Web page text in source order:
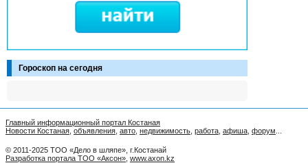
Гороскоп на сегодня
Главный информационный портал Костаная
Новости Костаная объявления авто недвижимость работа афиша форум
© 2011-2025 ТОО «Дело в шляпе», г.Костанай
Разработка портала ТОО «Аксон» www.axon.kz